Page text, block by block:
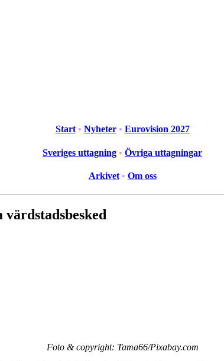
Start • Nyheter • Eurovision 2027
Sveriges uttagning • Övriga uttagningar
Arkivet • Om oss
Foto & copyright: Tama66/Pixabay.com